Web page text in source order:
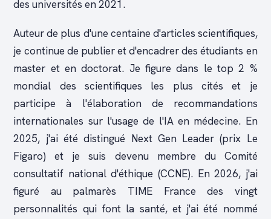
des universités en 2021.
Auteur de plus d'une centaine d'articles scientifiques,
je continue de publier et d'encadrer des étudiants en
master et en doctorat. Je figure dans le top 2 %
mondial des scientifiques les plus cités et je
participe à l'élaboration de recommandations
internationales sur l'usage de l'IA en médecine. En
2025, j'ai été distingué Next Gen Leader (prix Le
Figaro) et je suis devenu membre du Comité
consultatif national d'éthique (CCNE). En 2026, j'ai
figuré au palmarès TIME France des vingt
personnalités qui font la santé, et j'ai été nommé